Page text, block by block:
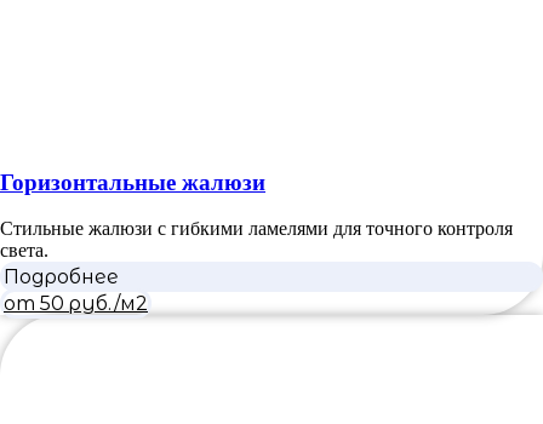
Горизонтальные жалюзи
Стильные жалюзи с гибкими ламелями для точного контроля
света.
Подробнее
от 50 руб./м2